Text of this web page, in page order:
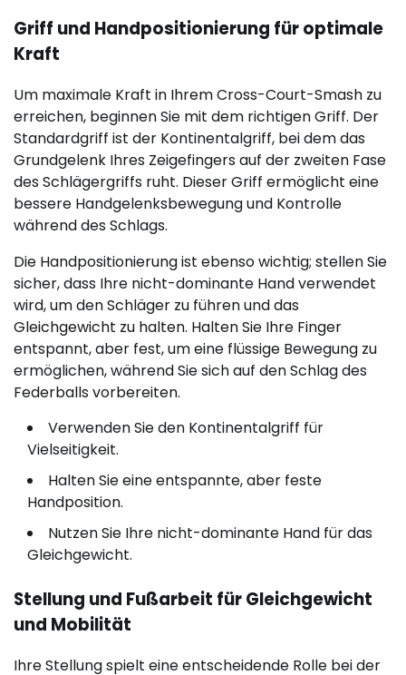
Griff und Handpositionierung für optimale
Kraft
Um maximale Kraft in Ihrem Cross-Court-Smash zu
erreichen, beginnen Sie mit dem richtigen Griff. Der
Standardgriff ist der Kontinentalgriff, bei dem das
Grundgelenk Ihres Zeigefingers auf der zweiten Fase
des Schlägergriffs ruht. Dieser Griff ermöglicht eine
bessere Handgelenksbewegung und Kontrolle
während des Schlags.
Die Handpositionierung ist ebenso wichtig; stellen Sie
sicher, dass Ihre nicht-dominante Hand verwendet
wird, um den Schläger zu führen und das
Gleichgewicht zu halten. Halten Sie Ihre Finger
entspannt, aber fest, um eine flüssige Bewegung zu
ermöglichen, während Sie sich auf den Schlag des
Federballs vorbereiten.
Verwenden Sie den Kontinentalgriff für
Vielseitigkeit.
Halten Sie eine entspannte, aber feste
Handposition.
Nutzen Sie Ihre nicht-dominante Hand für das
Gleichgewicht.
Stellung und Fußarbeit für Gleichgewicht
und Mobilität
Ihre Stellung spielt eine entscheidende Rolle bei der